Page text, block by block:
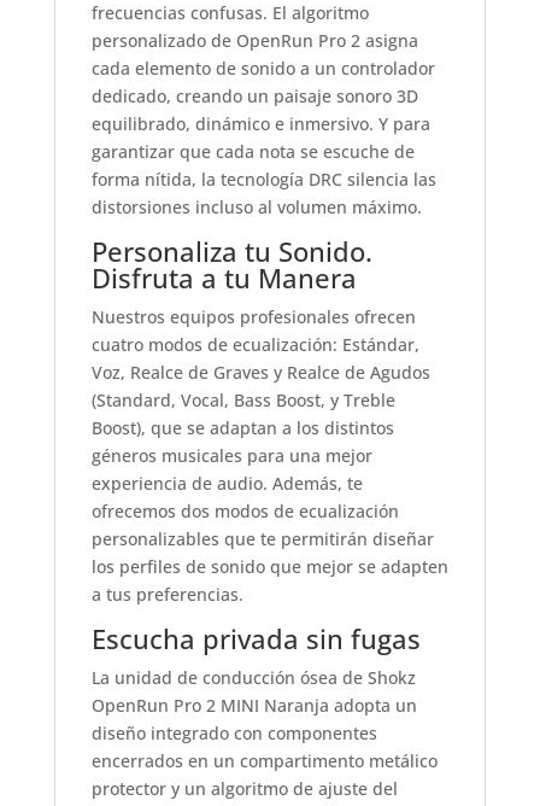
frecuencias confusas. El algoritmo
personalizado de OpenRun Pro 2 asigna
cada elemento de sonido a un controlador
dedicado, creando un paisaje sonoro 3D
equilibrado, dinámico e inmersivo. Y para
garantizar que cada nota se escuche de
forma nítida, la tecnología DRC silencia las
distorsiones incluso al volumen máximo.
Personaliza tu Sonido.
Disfruta a tu Manera
Nuestros equipos profesionales ofrecen
cuatro modos de ecualización: Estándar,
Voz, Realce de Graves y Realce de Agudos
(Standard, Vocal, Bass Boost, y Treble
Boost), que se adaptan a los distintos
géneros musicales para una mejor
experiencia de audio. Además, te
ofrecemos dos modos de ecualización
personalizables que te permitirán diseñar
los perfiles de sonido que mejor se adapten
a tus preferencias.
Escucha privada sin fugas
La unidad de conducción ósea de Shokz
OpenRun Pro 2 MINI Naranja adopta un
diseño integrado con componentes
encerrados en un compartimento metálico
protector y un algoritmo de ajuste del